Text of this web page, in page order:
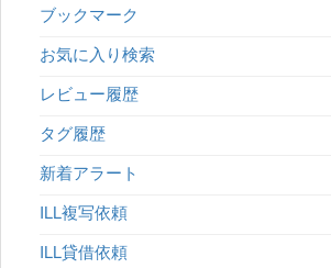
ブックマーク
お気に入り検索
レビュー履歴
タグ履歴
新着アラート
ILL複写依頼
ILL貸借依頼